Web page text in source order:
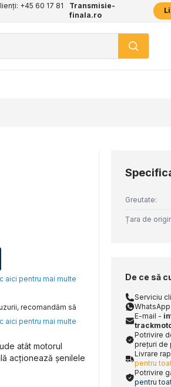
+45 60 17 81
Transmisie-
finala.ro
aici pentru mai multe
recomandăm să
aici pentru mai multe
atât motorul
acționează șenilele
Greutate:
Țara de
De ce să
Serviciu
E-mail -
Potrivire
prețuri de
Livrare
pentru
Potrivire
pentru